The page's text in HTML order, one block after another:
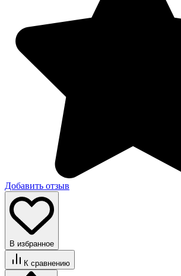
Добавить отзыв
В избранное
К сравнению